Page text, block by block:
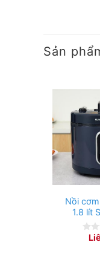
– Nấu được
Sản
Nồi
1.8 lít